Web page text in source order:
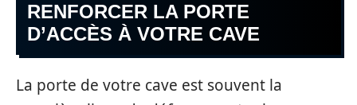
RENFORCER LA PORTE
D’ACCÈS À VOTRE CAVE
La porte de votre cave est souvent la